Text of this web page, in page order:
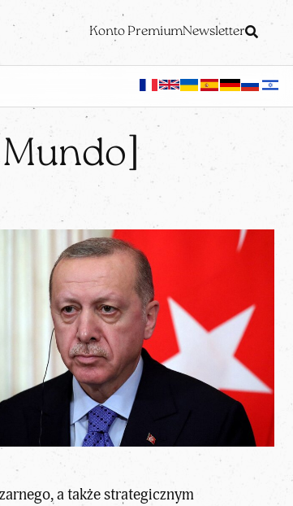
Konto PremiumNewsletter
a także strategicznym